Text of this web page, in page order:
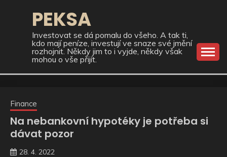
PEKSA
Investovat se dá pomalu do všeho. A tak ti,
kdo mají peníze, investují ve snaze své jmění
rozhojnit. Někdy jim to i vyjde, někdy však
mohou o vše přijít.
Finance
Na nebankovní hypotéky je potřeba si
dávat pozor
28. 4. 2022